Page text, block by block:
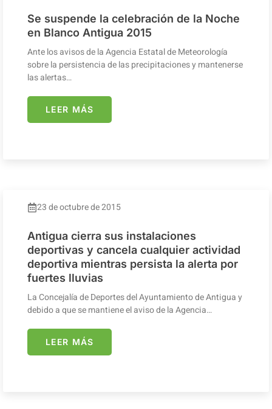
Se suspende la celebración de la Noche
en Blanco Antigua 2015
Ante los avisos de la Agencia Estatal de Meteorología
sobre la persistencia de las precipitaciones y mantenerse
las alertas…
LEER MÁS
23 de octubre de 2015
Antigua cierra sus instalaciones
deportivas y cancela cualquier actividad
deportiva mientras persista la alerta por
fuertes lluvias
La Concejalía de Deportes del Ayuntamiento de Antigua y
debido a que se mantiene el aviso de la Agencia…
LEER MÁS